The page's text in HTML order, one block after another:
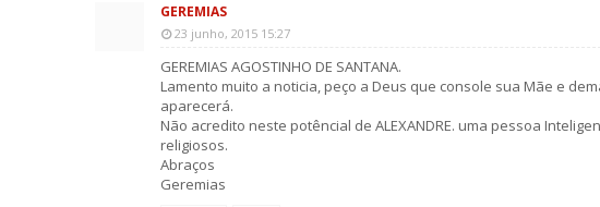
GEREMIAS
23 junho, 2015 15:27
GEREMIAS AGOSTINHO DE SANTANA.
Lamento muito a noticia, peço a Deus que console sua Mãe e
aparecerá.
Não acredito neste potêncial de ALEXANDRE. uma pessoa
religiosos.
Abraços
Geremias